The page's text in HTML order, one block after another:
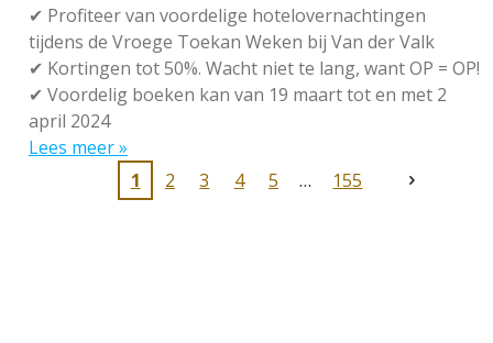
✔ Profiteer van voordelige hotelovernachtingen
tijdens de Vroege Toekan Weken bij Van der Valk
✔ Kortingen tot 50%. Wacht niet te lang, want OP = OP!
✔ Voordelig boeken kan van 19 maart tot en met 2
april 2024
Lees meer »
1
2 3 4 5 155